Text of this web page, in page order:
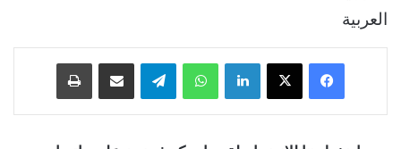
العربية
فيسبوك ‫X لينكدإن واتساب تيلقرام